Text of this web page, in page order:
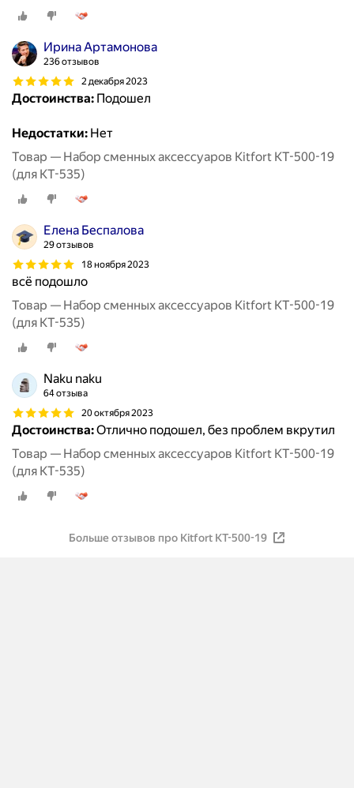
Ирина Артамонова
236 отзывов
2 декабря 2023
Достоинства: Подошел
Недостатки: Нет
Товар — Набор сменных аксессуаров Kitfort КТ-500-19
(для КТ-535)
Елена Беспалова
29 отзывов
18 ноября 2023
всё подошло
Товар — Набор сменных аксессуаров Kitfort КТ-500-19
(для КТ-535)
Naku naku
64 отзыва
20 октября 2023
Достоинства:Отлично подошел, без проблем вкрутил
Товар — Набор сменных аксессуаров Kitfort КТ-500-19
(для КТ-535)
Больше отзывов про Kitfort КТ-500-19